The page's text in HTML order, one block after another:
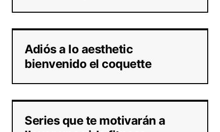
Adiós a lo aesthetic
bienvenido el coquette
Series que te motivarán a